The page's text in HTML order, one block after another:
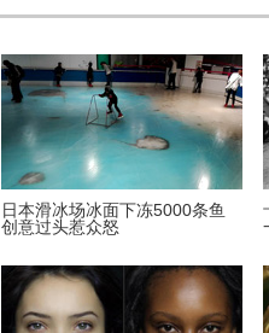
世界上最老的民族正在面临文化
危机